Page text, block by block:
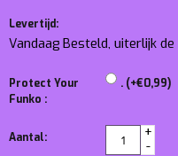
Levertijd:
Vandaag Besteld, uiterlijk
Protect Your
Funko :
. (+€0,99)
Aantal:
+
-